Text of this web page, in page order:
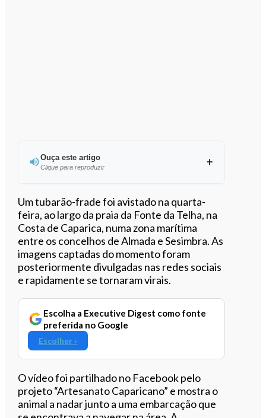
Ouça este artigo
Clique para reproduzir
0:00/2:10
Um tubarão-frade foi avistado na quarta-
feira, ao largo da praia da Fonte da Telha, na
Costa de Caparica, numa zona marítima
entre os concelhos de Almada e Sesimbra. As
imagens captadas do momento foram
posteriormente divulgadas nas redes sociais
e rapidamente se tornaram virais.
Escolha a Executive Digest como fonte
preferida no Google
Escolher ›
O vídeo foi partilhado no Facebook pelo
projeto “Artesanato Caparicano” e mostra o
animal a nadar junto a uma embarcação que